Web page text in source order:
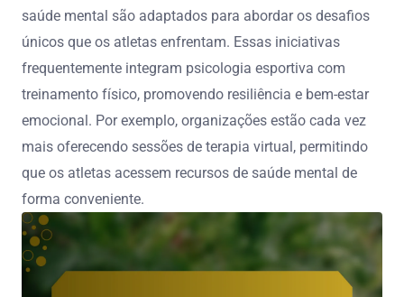
saúde mental são adaptados para abordar os desafios
únicos que os atletas enfrentam. Essas iniciativas
frequentemente integram psicologia esportiva com
treinamento físico, promovendo resiliência e bem-estar
emocional. Por exemplo, organizações estão cada vez
mais oferecendo sessões de terapia virtual, permitindo
que os atletas acessem recursos de saúde mental de
forma conveniente.